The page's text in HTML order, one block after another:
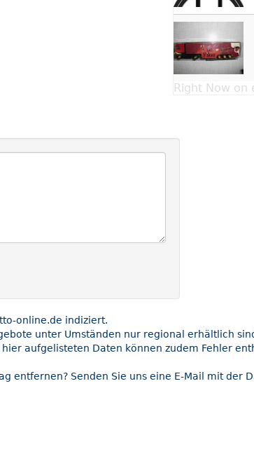
Right Now on
online.de indiziert.
unter Umständen nur regional erhältlich
aufgelisteten Daten können zudem Fehler
entfernen? Senden Sie uns eine E-Mail mit der